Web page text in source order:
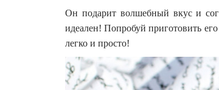
Он подарит волшебный вкус и
идеален! Попробуй приготовить
легко и просто!